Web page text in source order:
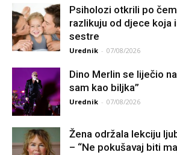
Psiholozi otkrili po
razlikuju od djece koja
sestre
Urednik - 07/08/2026
Dino Merlin se liječio
sam kao biljka”
Urednik - 07/08/2026
Žena održala lekciju
– “Ne pokušavaj biti